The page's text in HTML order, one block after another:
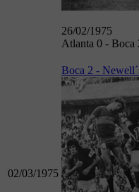
26/02/1975
Atlanta 0 - Boca
02/03/1975
Boca 2 -